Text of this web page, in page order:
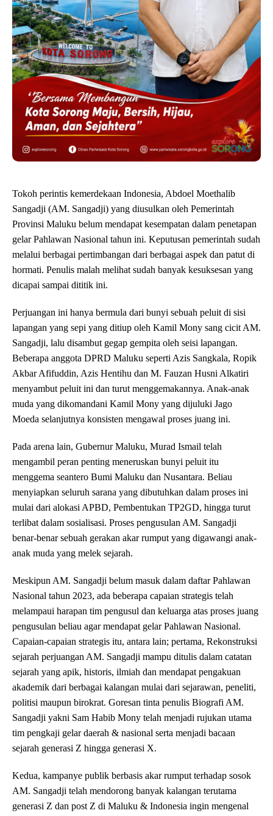
Tokoh perintis kemerdekaan Indonesia, Abdoel Moethalib
Sangadji (AM. Sangadji) yang diusulkan oleh Pemerintah
Provinsi Maluku belum mendapat kesempatan dalam penetapan
gelar Pahlawan Nasional tahun ini. Keputusan pemerintah sudah
melalui berbagai pertimbangan dari berbagai aspek dan patut di
hormati. Penulis malah melihat sudah banyak kesuksesan yang
dicapai sampai dititik ini.
Perjuangan ini hanya bermula dari bunyi sebuah peluit di sisi
lapangan yang sepi yang ditiup oleh Kamil Mony sang cicit AM.
Sangadji, lalu disambut gegap gempita oleh seisi lapangan.
Beberapa anggota DPRD Maluku seperti Azis Sangkala, Ropik
Akbar Afifuddin, Azis Hentihu dan M. Fauzan Husni Alkatiri
menyambut peluit ini dan turut menggemakannya. Anak-anak
muda yang dikomandani Kamil Mony yang dijuluki Jago
Moeda selanjutnya konsisten mengawal proses juang ini.
Pada arena lain, Gubernur Maluku, Murad Ismail telah
mengambil peran penting meneruskan bunyi peluit itu
menggema seantero Bumi Maluku dan Nusantara. Beliau
menyiapkan seluruh sarana yang dibutuhkan dalam proses ini
mulai dari alokasi APBD, Pembentukan TP2GD, hingga turut
terlibat dalam sosialisasi. Proses pengusulan AM. Sangadji
benar-benar sebuah gerakan akar rumput yang digawangi anak-
anak muda yang melek sejarah.
Meskipun AM. Sangadji belum masuk dalam daftar Pahlawan
Nasional tahun 2023, ada beberapa capaian strategis telah
melampaui harapan tim pengusul dan keluarga atas proses juang
pengusulan beliau agar mendapat gelar Pahlawan Nasional.
Capaian-capaian strategis itu, antara lain; pertama, Rekonstruksi
sejarah perjuangan AM. Sangadji mampu ditulis dalam catatan
sejarah yang apik, historis, ilmiah dan mendapat pengakuan
akademik dari berbagai kalangan mulai dari sejarawan, peneliti,
politisi maupun birokrat. Goresan tinta penulis Biografi AM.
Sangadji yakni Sam Habib Mony telah menjadi rujukan utama
tim pengkaji gelar daerah & nasional serta menjadi bacaan
sejarah generasi Z hingga generasi X.
Kedua, kampanye publik berbasis akar rumput terhadap sosok
AM. Sangadji telah mendorong banyak kalangan terutama
generasi Z dan post Z di Maluku & Indonesia ingin mengenal